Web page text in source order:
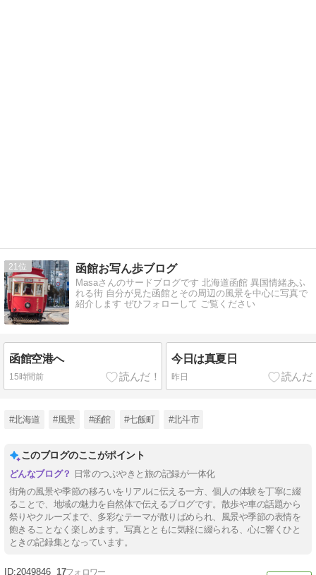
21 函館お写ん歩ブログ
Masaさんのサードブログです 北海道函館 異国情緒あふ
れる街 自分が見た函館とその周辺の風景を中心に写真で
紹介します ぜひフォローして ご覧ください
函館空港へ
15時間前
今日は真夏日
昨日
#北海道 #風景 #函館 #七飯町 #北斗市
このブログのここがポイント
日常のつぶやきと旅の記録が一体化
街角の風景や季節の移ろいをリアルに伝える一方、個人の体験を丁寧に綴
ることで、地域の魅力を自然体で伝えるブログです。散歩や車の話題から
祭りやクルーズまで、多彩なテーマが散りばめられ、風景や季節の表情を
飽きることなく楽しめます。写真とともに気軽に綴られる、心に響くひと
ときの記録集となっています。
2049846 17